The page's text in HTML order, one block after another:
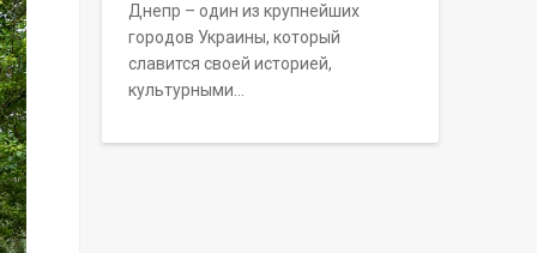
Днепр – один из крупнейших
городов Украины, который
славится своей историей,
культурными...